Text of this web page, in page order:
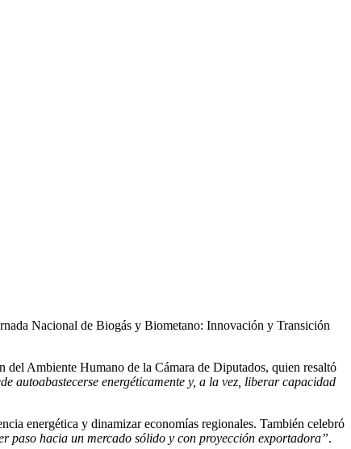
Nacional de Biogás y Biometano: Innovación y Transición
del Ambiente Humano de la Cámara de Diputados, quien resaltó
autoabastecerse energéticamente y, a la vez, liberar capacidad
energética y dinamizar economías regionales. También celebró
paso hacia un mercado sólido y con proyección exportadora”.